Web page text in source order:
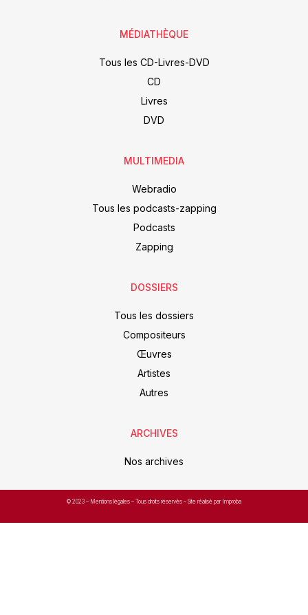
MÉDIATHÈQUE
Tous les CD-Livres-DVD
CD
Livres
DVD
MULTIMEDIA
Webradio
Tous les podcasts-zapping
Podcasts
Zapping
DOSSIERS
Tous les dossiers
Compositeurs
Œuvres
Artistes
Autres
ARCHIVES
Nos archives
© 2023 – Mentions légales – Tous droits réservés – Site réalisé par Improba